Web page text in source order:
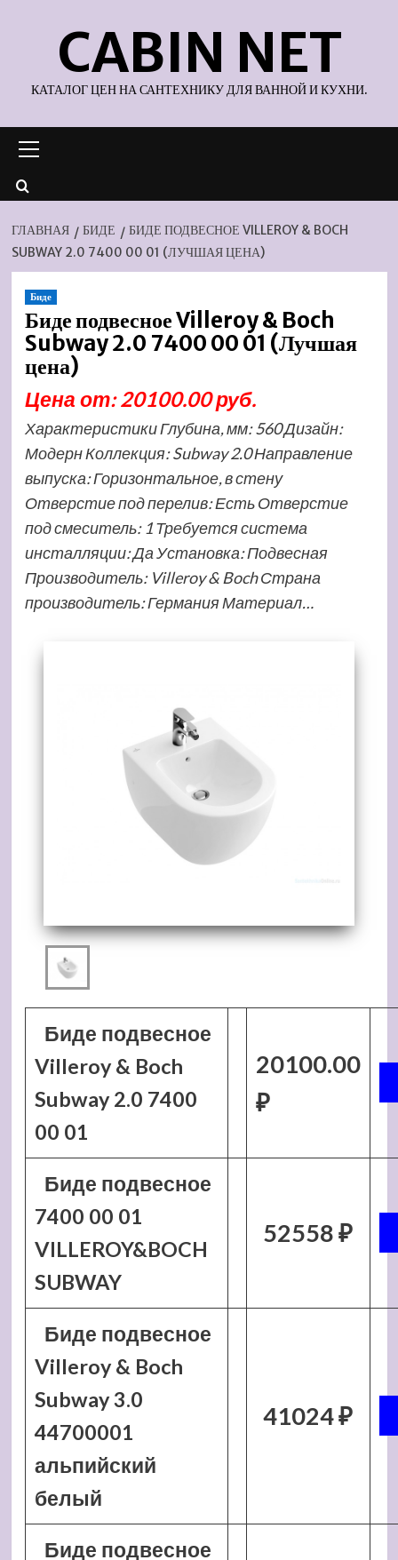
содержимомуCABIN NET
КАТАЛОГ ЦЕН НА САНТЕХНИКУ ДЛЯ ВАННОЙ И КУХНИ.
меню
ГЛАВНАЯ БИДЕ
БИДЕ ПОДВЕСНОЕ VILLEROY & BOCH
SUBWAY 2.0 7400 00 01 (ЛУЧШАЯ ЦЕНА)
Биде
Биде подвесное Villeroy & Boch
Subway 2.0 7400 00 01 (Лучшая
цена)
Цена от: 20100.00 руб.
Характеристики Глубина, мм: 560 Дизайн:
Модерн Коллекция: Subway 2.0 Направление
выпуска: Горизонтальное, в стену
Отверстие под перелив: Есть Отверстие
под смеситель: 1 Требуется система
инсталляции: Да Установка: Подвесная
Производитель: Villeroy & Boch Страна
производитель: Германия Материал…
Биде подвесное
Villeroy & Boch
Subway 2.0 7400
00 01
20100.00
₽
Биде подвесное
7400 00 01
VILLEROY&BOCH
SUBWAY
52558 ₽
Биде подвесное
Villeroy & Boch
Subway 3.0
44700001
альпийский
белый
41024 ₽
Биде подвесное